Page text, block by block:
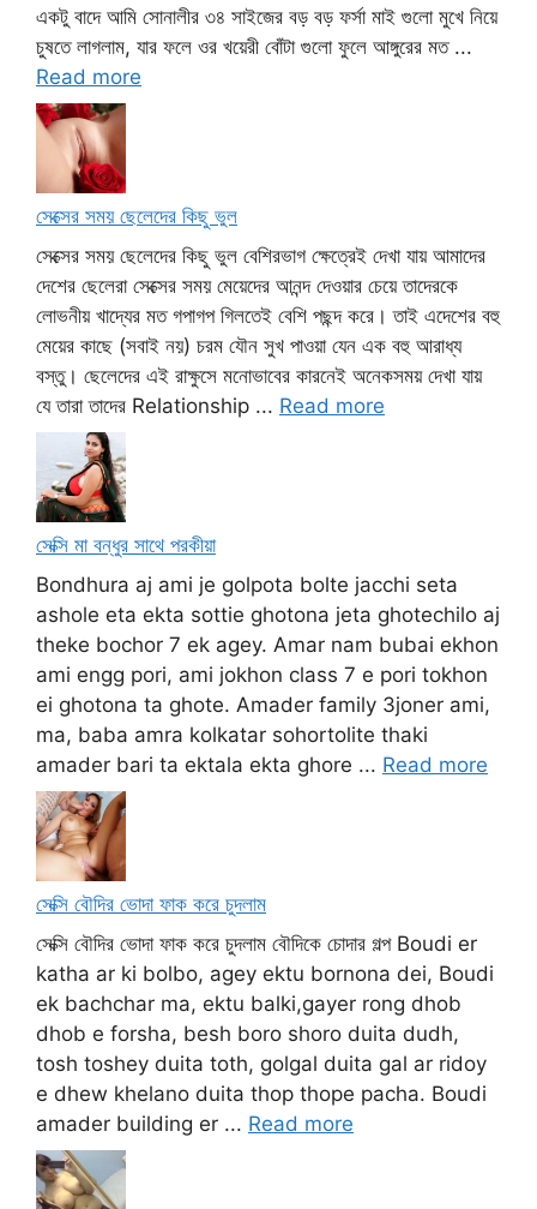
একটু বাদে আমি সোনালীর ৩৪ সাইজের বড় বড় ফর্সা মাই গুলো মুখে নিয়ে
চুষতে লাগলাম, যার ফলে ওর খয়েরী বোঁটা গুলো ফুলে আঙ্গুরের মত ...
Read more
সেক্সের সময় ছেলেদের কিছু ভুল
সেক্সের সময় ছেলেদের কিছু ভুল বেশিরভাগ ক্ষেত্রেই দেখা যায় আমাদের
দেশের ছেলেরা সেক্সের সময় মেয়েদের আনন্দ দেওয়ার চেয়ে তাদেরকে
লোভনীয় খাদ্যের মত গপাগপ গিলতেই বেশি পছন্দ করে। তাই এদেশের বহু
মেয়ের কাছে (সবাই নয়) চরম যৌন সুখ পাওয়া যেন এক বহু আরাধ্য
বস্তু। ছেলেদের এই রাক্ষুসে মনোভাবের কারনেই অনেকসময় দেখা যায়
যে তারা তাদের Relationship ... Read more
সেক্সি মা বন্ধুর সাথে পরকীয়া
Bondhura aj ami je golpota bolte jacchi seta
ashole eta ekta sottie ghotona jeta ghotechilo aj
theke bochor 7 ek agey. Amar nam bubai ekhon
ami engg pori, ami jokhon class 7 e pori tokhon
ei ghotona ta ghote. Amader family 3joner ami,
ma, baba amra kolkatar sohortolite thaki
amader bari ta ektala ekta ghore ... Read more
সেক্সি বৌদির ভোদা ফাক করে চুদলাম
সেক্সি বৌদির ভোদা ফাক করে চুদলাম বৌদিকে চোদার গল্প Boudi er
katha ar ki bolbo, agey ektu bornona dei, Boudi
ek bachchar ma, ektu balki,gayer rong dhob
dhob e forsha, besh boro shoro duita dudh,
tosh toshey duita toth, golgal duita gal ar ridoy
e dhew khelano duita thop thope pacha. Boudi
amader building er ... Read more